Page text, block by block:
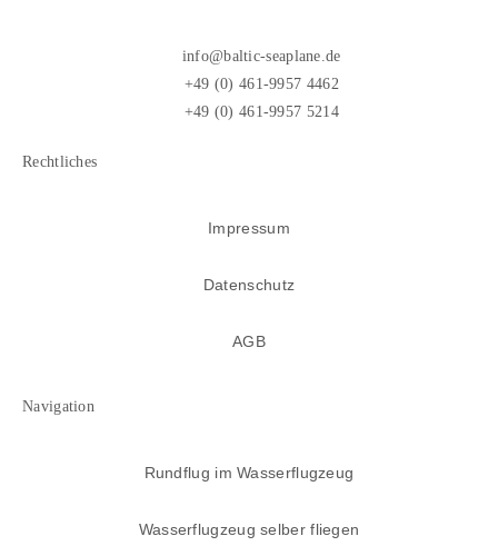
info@baltic-seaplane.de
+49 (0) 461-9957 4462
+49 (0) 461-9957 5214
Rechtliches
Impressum
Datenschutz
AGB
Navigation
Rundflug im Wasserflugzeug
Wasserflugzeug selber fliegen